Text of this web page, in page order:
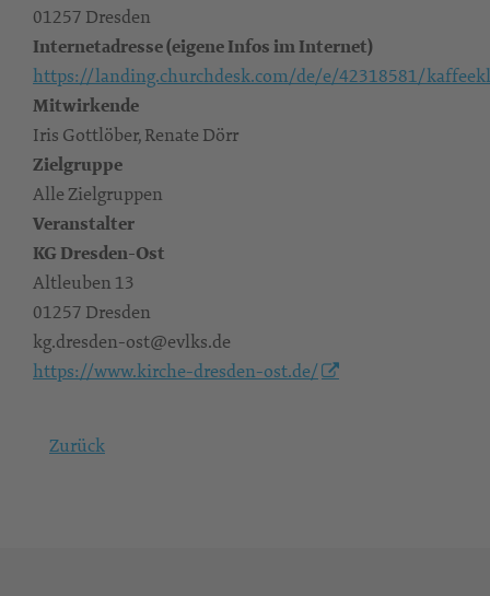
01257 Dresden
Internetadresse (eigene Infos im Internet)
https://landing.churchdesk.com/de/e/42318581/
Mitwirkende
Iris Gottlöber, Renate Dörr
Zielgruppe
Alle Zielgruppen
Veranstalter
KG Dresden-Ost
Altleuben 13
01257 Dresden
kg.dresden-ost@evlks.de
https://www.kirche-dresden-ost.de/
Zurück